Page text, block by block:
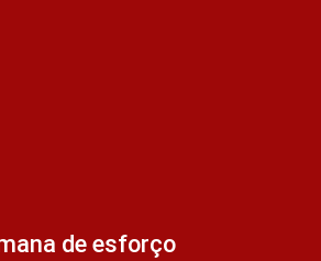
de esforço